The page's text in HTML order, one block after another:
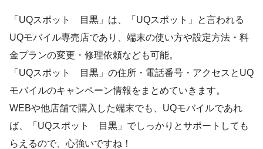
「UQスポット 目黒」は、「UQスポット」と言われる
UQモバイル専売店であり、端末の使い方や設定方法・料
金プランの変更・修理依頼なども可能。
「UQスポット 目黒」の住所・電話番号・アクセスとUQ
モバイルのキャンペーン情報をまとめていきます。
WEBや他店舗で購入した端末でも、UQモバイルであれ
ば、「UQスポット 目黒」でしっかりとサポートしても
らえるので、心強いですね！